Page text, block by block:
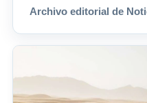
Archivo editorial de